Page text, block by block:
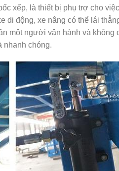
xếp, là thiết bị phụ trợ cho
di động, xe nâng có thể lái
một người vận hành và không
nhanh chóng.